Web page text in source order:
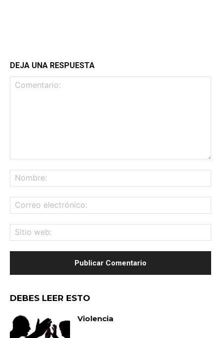
DEJA UNA RESPUESTA
DEBES LEER ESTO
Violencia